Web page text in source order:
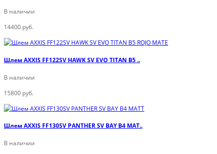
В наличии
14400 руб.
Шлем AXXIS FF122SV HAWK SV EVO TITAN B5 ..
В наличии
15800 руб.
Шлем AXXIS FF130SV PANTHER SV BAY B4 MAT..
В наличии